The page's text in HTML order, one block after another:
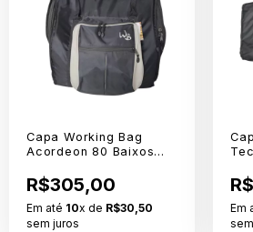
Capa Working Bag
Acordeon 80 Baixos
R$305,00
Em até 10x de R$30,50
sem juros
Em